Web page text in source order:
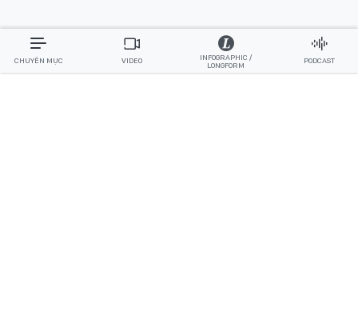
CHUYÊN MỤC VIDEO
INFOGRAPHIC /
LONGFORM
PODCAST